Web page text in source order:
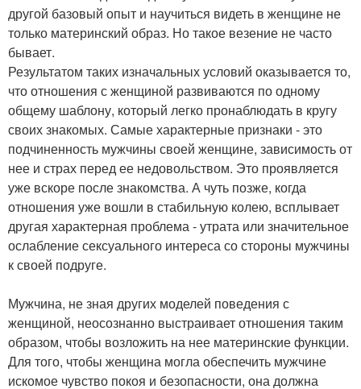
другой базовый опыт и научиться видеть в женщине не
только материнский образ. Но такое везение не часто
бывает.
Результатом таких изначальных условий оказывается то,
что отношения с женщиной развиваются по одному
общему шаблону, который легко пронаблюдать в кругу
своих знакомых. Самые характерные признаки - это
подчиненность мужчины своей женщине, зависимость от
нее и страх перед ее недовольством. Это проявляется
уже вскоре после знакомства. А чуть позже, когда
отношения уже вошли в стабильную колею, всплывает
другая характерная проблема - утрата или значительное
ослабление сексуального интереса со стороны мужчины
к своей подруге.
Мужчина, не зная других моделей поведения с
женщиной, неосознанно выстраивает отношения таким
образом, чтобы возложить на нее материнские функции.
Для того, чтобы женщина могла обеспечить мужчине
искомое чувство покоя и безопасности, она должна